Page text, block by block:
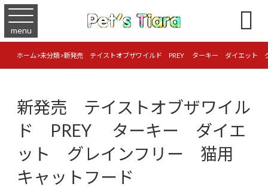
menu 
ホーム>未分類>新発売 テイストオブザワイルド PREY ターキー ダイエット
新発売 テイストオブザワイル
ド PREY ターキー ダイエ
ット グレインフリー 猫用
キャットフード